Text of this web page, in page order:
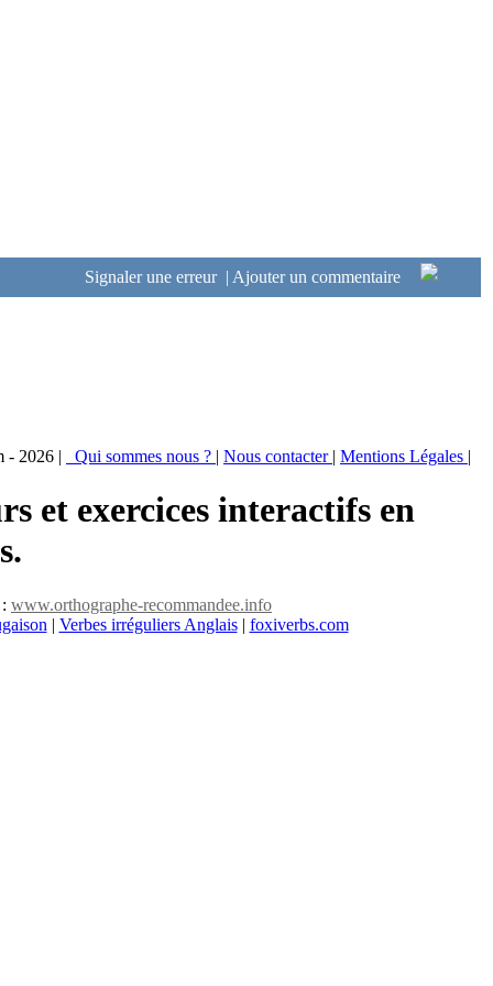
Signaler une erreur | Ajouter un commentaire
- 2026 | Qui sommes nous ? | Nous contacter | Mentions Légales |
et exercices interactifs en
www.orthographe-recommandee.info
| Verbes irréguliers Anglais| foxiverbs.com